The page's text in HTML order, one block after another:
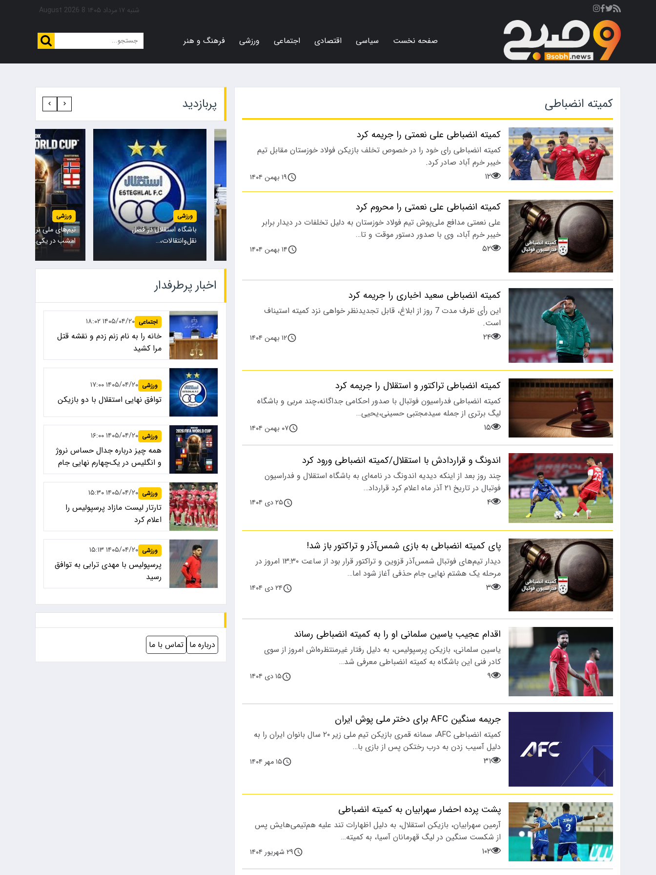
شنبه ۱۷ مرداد ۱۴۰۵ 8 August 2026
صفحه نخست سیاسی اقتصادی اجتماعی ورزشی فرهنگ و هنر
کمیته انضباطی
کمیته انضباطی علی نعمتی را جریمه کرد
کمیته انضباطی رای خود را در خصوص تخلف بازیکن فولاد خوزستان مقابل تیم
خیبر خرم آباد صادر کرد.
۱۲
۱۹ بهمن ۱۴۰۴
کمیته انضباطی علی نعمتی را محروم کرد
علی نعمتی مدافع ملی‌پوش تیم فولاد خوزستان به دلیل تخلفات در دیدار برابر
خیبر خرم آباد، وی با صدور دستور موقت و تا…
۵۲
۱۴ بهمن ۱۴۰۴
کمیته انضباطی سعید اخباری را جریمه کرد
این رأی ظرف مدت 7 روز از ابلاغ، قابل تجدیدنظر خواهی نزد کمیته استیناف
است.
۲۴
۱۲ بهمن ۱۴۰۴
کمیته انضباطی تراکتور و استقلال را جریمه کرد
کمیته انضباطی فدراسیون فوتبال با صدور احکامی جداگانه،چند مربی و باشگاه
لیگ برتری از جمله سیدمجتبی حسینی،یحیی…
۱۵
۰۷ بهمن ۱۴۰۴
اندونگ و قراردادش با استقلال/کمیته انضباطی ورود کرد
چند روز بعد از اینکه دیدیه اندونگ در نامه‌ای به باشگاه استقلال و فدراسیون
فوتبال در تاریخ ۲۱ آذر ماه اعلام کرد قرارداد…
۴
۲۵ دی ۱۴۰۴
پای کمیته انضباطی به بازی شمس‌آذر و تراکتور باز شد!
دیدار تیم‌های فوتبال شمس‌آذر قزوین و تراکتور قرار بود از ساعت ۱۳:۳۰ امروز در
مرحله یک هشتم نهایی جام حذفی آغاز شود اما…
۳
۲۴ دی ۱۴۰۴
اقدام عجیب یاسین سلمانی او را به کمیته انضباطی رساند
یاسین سلمانی، بازیکن پرسپولیس، به دلیل رفتار غیرمنتظره‌اش امروز از سوی
کادر فنی این باشگاه به کمیته انضباطی معرفی شد…
۹
۱۵ دی ۱۴۰۴
جریمه سنگین AFC برای دختر ملی پوش ایران
کمیته انضباطی AFC، سمانه قمری بازیکن تیم ملی زیر ۲۰ سال بانوان ایران را به
دلیل آسیب زدن به درب رختکن پس از بازی با…
۳۱
۱۵ مهر ۱۴۰۴
پشت پرده احضار سهرابیان به کمیته انضباطی
آرمین سهرابیان، بازیکن استقلال، به دلیل اظهارات تند علیه هم‌تیمی‌هایش پس
از شکست سنگین در لیگ قهرمانان آسیا، به کمیته…
۱۰۲
۲۹ شهریور ۱۴۰۴
پربازدید‍
از حضور مهدی تارتار در راس
ورزشی
به نظر می رسد باشگاه
پرسپولیس با…
زن جوان که متهم است همسرش
را با خودرو…
باشگاه استقلال در فصل
ورزشی
تیم‌های ملی نروژ و انگلیس
امشب در یکی…
ورزشی
پس از حضور مهدی
کادرفنی…
اخبار پرطرفدار
اجتماعی ۱۴۰۵/۰۴/۲۰ ۱۸:۰۲
خانه را به نام زنم زدم و نقشه قتل
مرا کشید
ورزشی ۱۴۰۵/۰۴/۲۰ ۱۷:۰۰
توافق نهایی استقلال با دو بازیکن
ورزشی ۱۴۰۵/۰۴/۲۰ ۱۶:۰۰
همه چیز درباره جدال حساس نروژ
و انگلیس در یک‌چهارم نهایی جام
جهانی ۲۰۲۶
ورزشی ۱۴۰۵/۰۴/۲۰ ۱۵:۳۰
تارتار لیست مازاد پرسپولیس را
اعلام کرد
ورزشی ۱۴۰۵/۰۴/۲۰ ۱۵:۱۳
پرسپولیس با مهدی ترابی به توافق
رسید
درباره ما تماس با ما